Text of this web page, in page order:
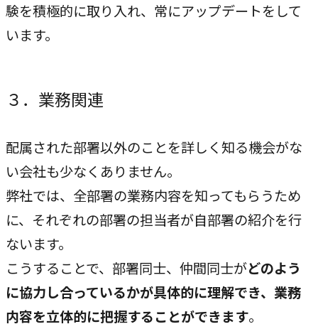
ブログ
お問い合わせ
験を積極的に取り入れ、常にアップデートをして
います。
３．業務関連
配属された部署以外のことを詳しく知る機会がな
い会社も少なくありません。
弊社では、全部署の業務内容を知ってもらうため
に、それぞれの部署の担当者が自部署の紹介を行
ないます。
こうすることで、部署同士、仲間同士がどのよう
に協力し合っているかが具体的に理解でき、業務
内容を立体的に把握することができます。